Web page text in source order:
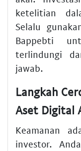
ketelitian
Selalu
Bappebti
terlindungi
jawab.
Langkah
Aset Digital
Keamanan
investor.